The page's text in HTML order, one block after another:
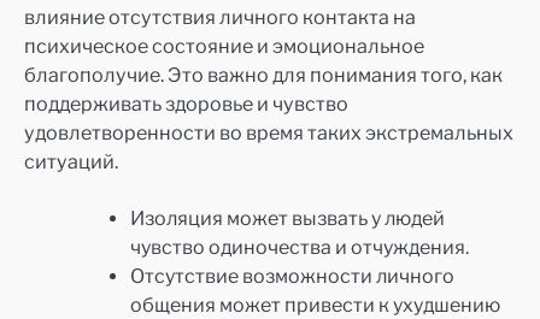
влияние отсутствия личного контакта на
психическое состояние и эмоциональное
благополучие. Это важно для понимания того, как
поддерживать здоровье и чувство
удовлетворенности во время таких экстремальных
ситуаций.
Изоляция может вызвать у людей
чувство одиночества и отчуждения.
Отсутствие возможности личного
общения может привести к ухудшению